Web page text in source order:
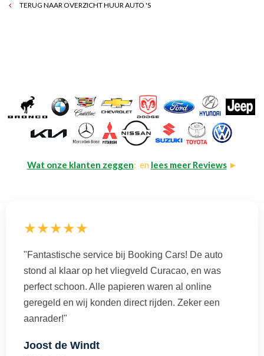
TERUG NAAR OVERZICHT HUUR AUTO 'S
Wat onze klanten zeggen: en lees meer Reviews►
★★★★★
"Fantastische service bij Booking Cars! De auto
stond al klaar op het vliegveld Curacao, en was
perfect schoon. Alle papieren waren al online
geregeld en wij konden direct rijden. Zeker een
aanrader!"
Joost de Windt